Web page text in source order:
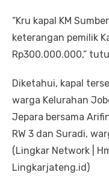
“Kru kapal KM
keterangan pemilik
Rp300.000.000,”
Diketahui, kapal
warga Kelurahan
Jepara bersama
RW 3 dan Suradi,
(Lingkar Network |
Lingkarjateng.id)